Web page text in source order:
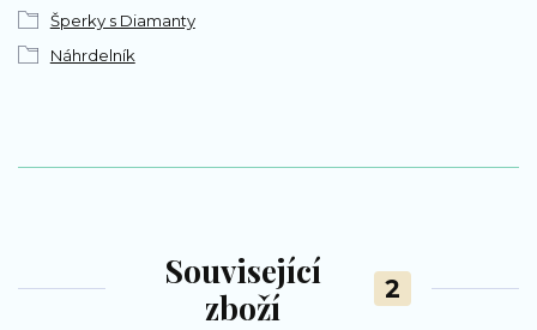
Šperky s Diamanty
Náhrdelník
Související
zboží
2